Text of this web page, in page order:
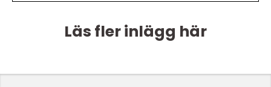
Läs fler inlägg här